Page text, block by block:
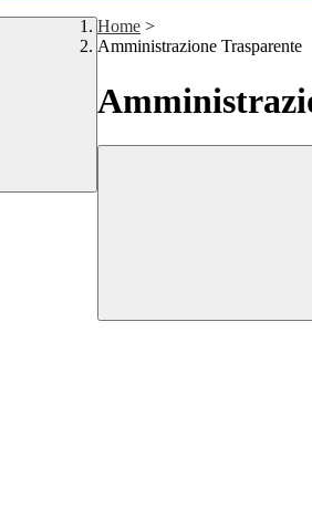
Home >
Amministrazione Trasparente